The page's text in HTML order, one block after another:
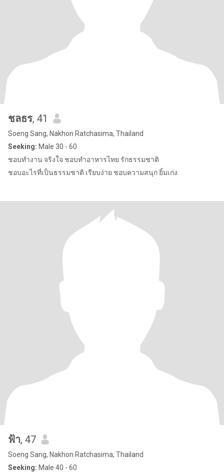
ชลธร, 41
Soeng Sang, Nakhon Ratchasima, Thailand
Seeking: Male 30 - 60
ชอบทำงาน จริงใจ ชอบทำอาหารไทย รักธรรมชาติ
ชอบอะไรที่เป็นธรรมชาติ เรียบง่าย ชอบความสนุก ยิ้มเก่ง
ฟ้า, 47
Soeng Sang, Nakhon Ratchasima, Thailand
Seeking: Male 40 - 60